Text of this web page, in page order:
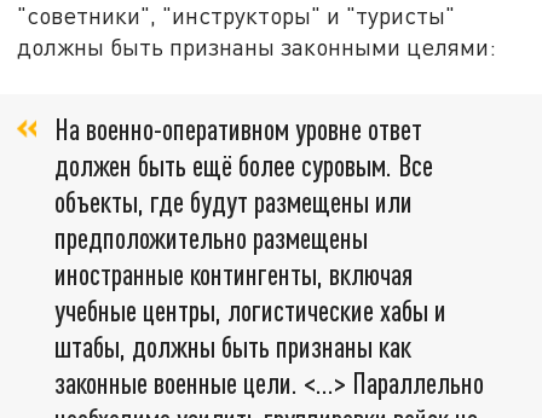
"советники", "инструкторы" и "туристы"
должны быть признаны законными целями:
На военно-оперативном уровне ответ
должен быть ещё более суровым. Все
объекты, где будут размещены или
предположительно размещены
иностранные контингенты, включая
учебные центры, логистические хабы и
штабы, должны быть признаны как
законные военные цели. <…> Параллельно